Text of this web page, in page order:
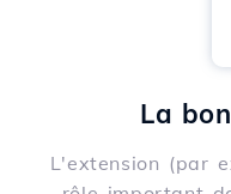
La
L'extension (par